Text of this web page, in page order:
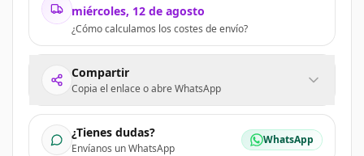
miércoles, 12 de agosto
¿Cómo calculamos los costes de envío?
Compartir
Copia el enlace o abre WhatsApp
¿Tienes dudas?
Envíanos un WhatsApp
WhatsApp